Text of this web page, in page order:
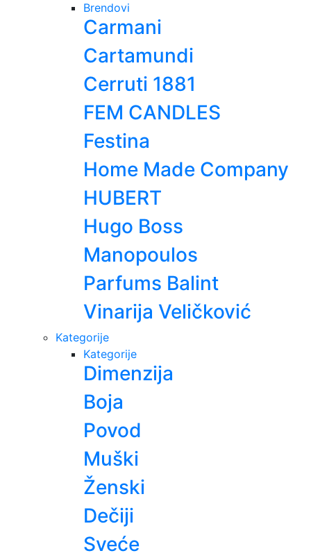
Brendovi
Carmani
Cartamundi
Cerruti 1881
FEM CANDLES
Festina
Home Made Company
HUBERT
Hugo Boss
Manopoulos
Parfums Balint
Vinarija Veličković
Kategorije
Kategorije
Dimenzija
Boja
Povod
Muški
Ženski
Dečiji
Sveće